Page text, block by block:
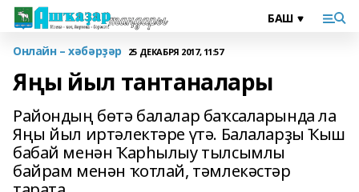
Онлайн – хәбәрҙәр 25 ДЕКАБРЯ 2017, 11:57
Яңы йыл тантаналары
Райондың бөтә балалар баҡсаларында ла
Яңы йыл иртәлектәре үтә. Балаларҙы Ҡыш
бабай менән Ҡарһылыу тылсымлы
байрам менән ҡотлай, тәмлекәстәр